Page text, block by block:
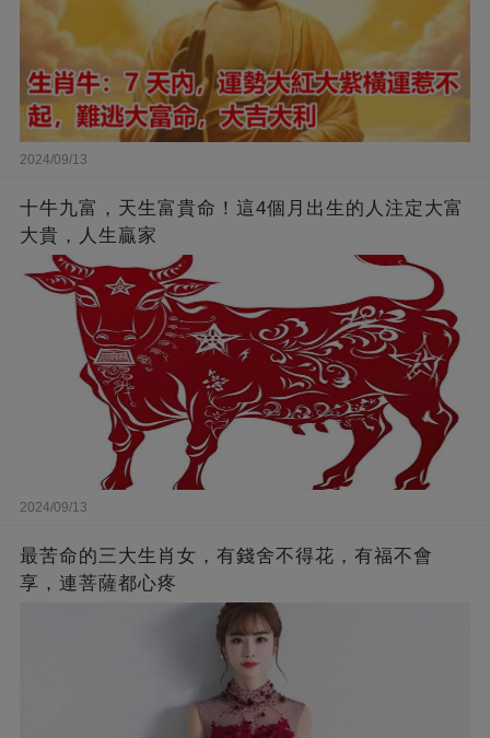
2024/09/13
十牛九富，天生富貴命！這4個月出生的人注定大富
大貴，人生贏家
2024/09/13
最苦命的三大生肖女，有錢舍不得花，有福不會
享，連菩薩都心疼